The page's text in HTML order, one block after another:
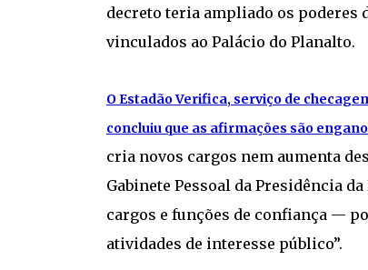
decreto teria ampliado os poderes
vinculados ao Palácio do Planalto.
O Estadão Verifica, serviço de
concluiu que as afirmações são
cria novos cargos nem aumenta
Gabinete Pessoal da Presidência
cargos e funções de confiança —
atividades de interesse público”.